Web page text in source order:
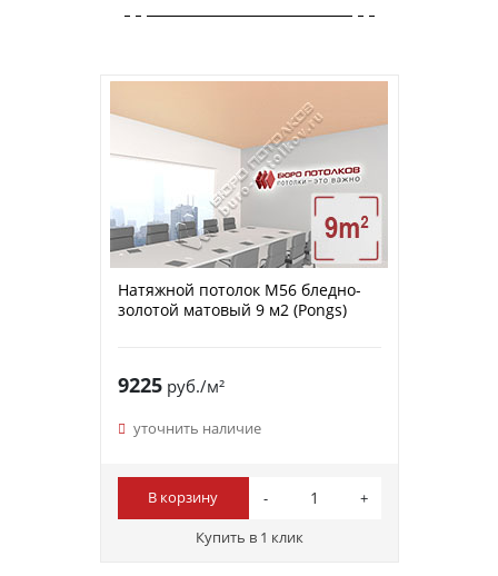
Натяжной потолок M56 бледно-
золотой матовый 9 м2 (Pongs)
9225руб./м²
уточнить наличие
В корзину
Купить в 1 клик